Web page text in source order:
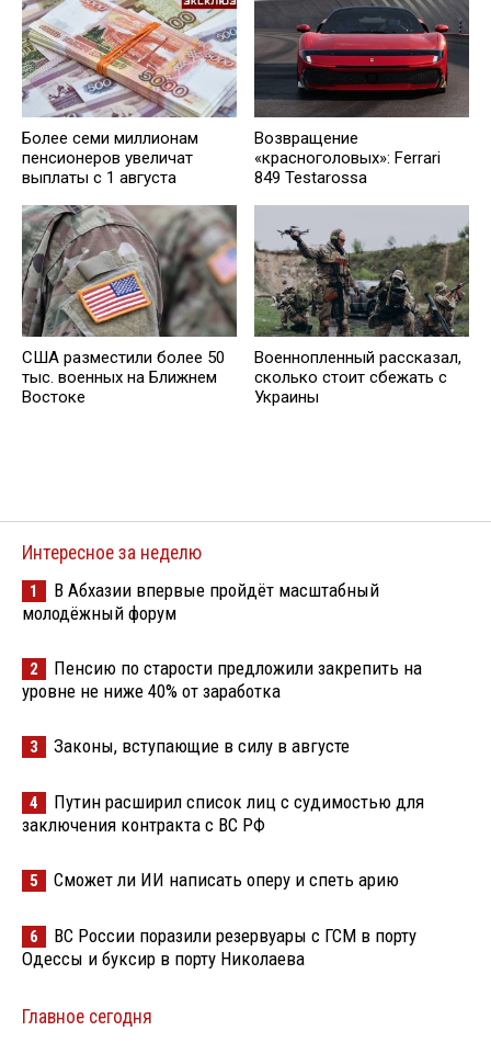
Более семи миллионам
пенсионеров увеличат
выплаты с 1 августа
Возвращение
«красноголовых»: Ferrari
849 Testarossa
США разместили более 50
тыс. военных на Ближнем
Востоке
Военнопленный рассказал,
сколько стоит сбежать с
Украины
Интересное за неделю
1
В Абхазии впервые пройдёт масштабный
молодёжный форум
2
Пенсию по старости предложили закрепить на
уровне не ниже 40% от заработка
3 Законы, вступающие в силу в августе
4
Путин расширил список лиц с судимостью для
заключения контракта с ВС РФ
5 Сможет ли ИИ написать оперу и спеть арию
6
ВС России поразили резервуары с ГСМ в порту
Одессы и буксир в порту Николаева
Главное сегодня